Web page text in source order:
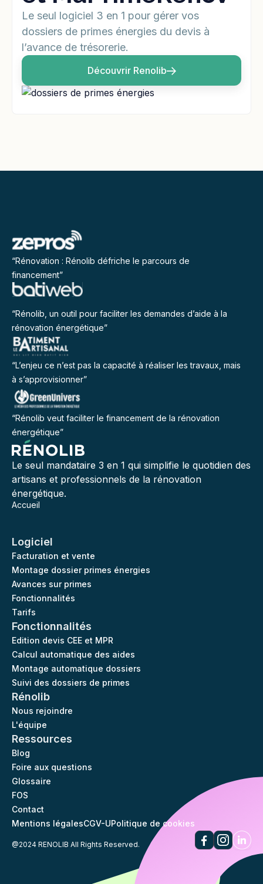
Le seul logiciel 3 en 1 pour gérer vos
dossiers de primes énergies du devis à
l’avance de trésorerie.
Découvrir Renolib
“Rénovation : Rénolib défriche le parcours de
financement”
“Rénolib, un outil pour faciliter les demandes d’aide à la
rénovation énergétique”
“L’enjeu ce n’est pas la capacité à réaliser les travaux, mais
à s’approvisionner”
“Rénolib veut faciliter le financement de la rénovation
énergétique”
Le seul mandataire 3 en 1 qui simplifie le quotidien des
artisans et professionnels de la rénovation
énergétique.
Accueil
Logiciel
Facturation et vente
Montage dossier primes énergies
Avances sur primes
Fonctionnalités
Tarifs
Fonctionnalités
Edition devis CEE et MPR
Calcul automatique des aides
Montage automatique dossiers
Suivi des dossiers de primes
Rénolib
Nous rejoindre
L'équipe
Ressources
Blog
Foire aux questions
Glossaire
FOS
Contact
Mentions légalesCGV-UPolitique de cookies
@2024 RENOLIB All Rights Reserved.